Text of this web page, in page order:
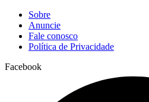
Sobre
Anuncie
Fale conosco
Política de Privacidade
Facebook